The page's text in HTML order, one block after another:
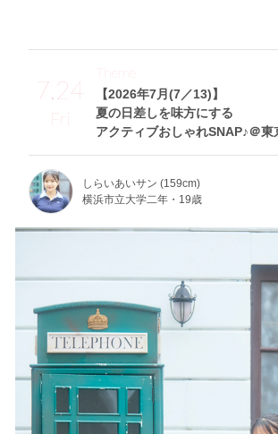
7.24
Fri
【2026年7月(7／13)】
夏の日差しを味方にする
アクティブおしゃれSNAP♪＠東
Theme
しらいあいサン (159cm)
横浜市立大学二年・19歳